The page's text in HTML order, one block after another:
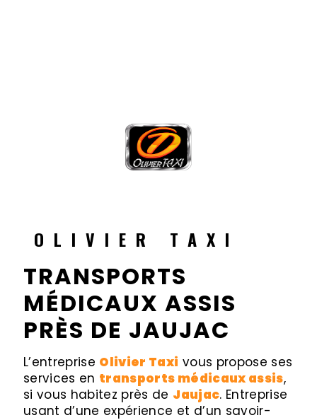
OLIVIER TAXI
TRANSPORTS
MÉDICAUX ASSIS
PRÈS DE JAUJAC
L’entreprise Olivier Taxi vous propose ses
services en transports médicaux assis,
si vous habitez près de Jaujac. Entreprise
usant d’une expérience et d’un savoir-